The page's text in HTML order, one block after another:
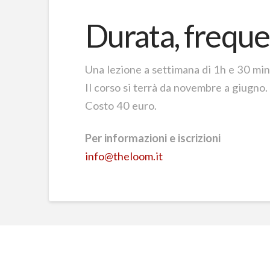
Durata,
Una lezione a settimana di 1h e 30
Il corso si terrà da novembre a giugno.
Costo 40 euro.
Per informazioni e iscrizioni
info@theloom.it